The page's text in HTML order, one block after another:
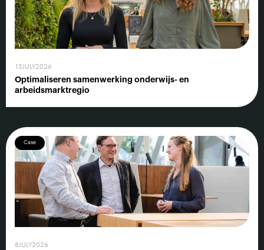
15JULY2026
Optimaliseren samenwerking onderwijs- en
arbeidsmarktregio
Case
8JULY2026